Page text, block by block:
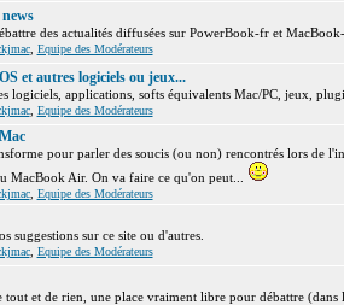
des actualités diffusées sur PowerBook-fr et
, Equipe des Modérateurs
et autres logiciels ou jeux...
logiciels, applications, softs équivalents Mac/PC, jeux,
, Equipe des Modérateurs
pour parler des soucis (ou non) rencontrés lors de
MacBook Air. On va faire ce qu'on peut...
, Equipe des Modérateurs
suggestions sur ce site ou d'autres.
, Equipe des Modérateurs
tout et de rien, une place vraiment libre pour débattre (dans